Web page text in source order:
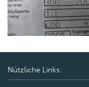
Nützliche Links: